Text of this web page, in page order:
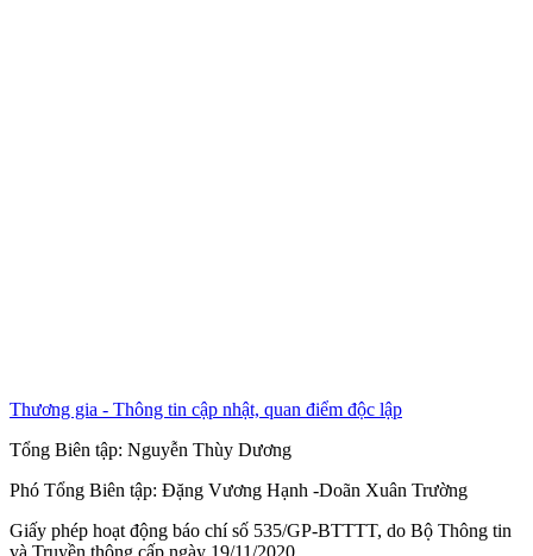
Thương gia - Thông tin cập nhật, quan điểm độc lập
Tổng Biên tập: Nguyễn Thùy Dương
Phó Tổng Biên tập: Đặng Vương Hạnh -Doãn Xuân Trường
Giấy phép hoạt động báo chí số 535/GP-BTTTT, do Bộ Thông tin
và Truyền thông cấp ngày 19/11/2020